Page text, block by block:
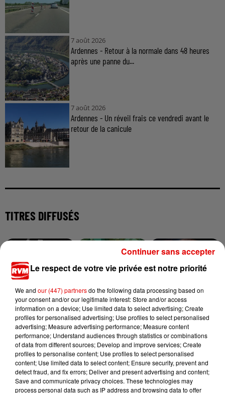
7 août 2026
Ardennes - Retour à la normale dans 48 heures
après une panne du...
7 août 2026
Ardennes - Un réveil frais ce vendredi avant le
retour de la canicule
TITRES DIFFUSÉS
FLOYYMENOR & CRIS MJ
Gata Only
TAYLOR SWIFT
Elizabeth Taylor
4h28
4h28
INDOCHINE
Les Nouveaux
Soleils
Le respect de votre vie privée est notre priorité
We and our (447) partnersdo the following data processing based on
your consent and/or our legitimate interest: Store and/or access
information on a device; Use limited data to select advertising; Create
profiles for personalised advertising; Use profiles to select personalised
advertising; Measure advertising performance; Measure content
performance; Understand audiences through statistics or combinations
of data from different sources; Develop and improve services; Create
profiles to personalise content; Use profiles to select personalised
content; Use limited data to select content; Ensure security, prevent and
detect fraud, and fix errors; Deliver and present advertising and content;
Save and communicate privacy choices. These technologies may
process personal data such as IP address and browsing data to offer
Continuer sans accepter